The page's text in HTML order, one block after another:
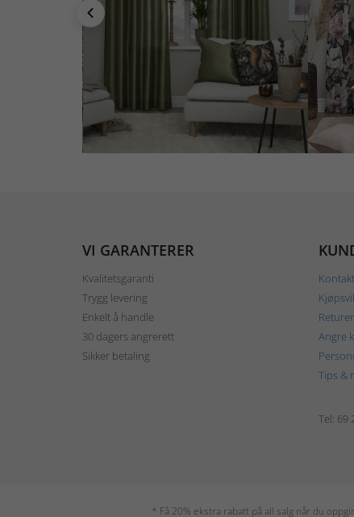
VI GARANTERER
Kvalitetsgaranti
Trygg levering
Enkelt å handle
30 dagers angrerett
Sikker betaling
Kontakt
Returer
Angre
Tips &
Tel: 69
* Få 20% ekstra rabatt på all salg når du